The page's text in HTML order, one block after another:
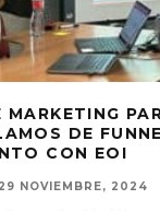
MARKETING
DE
CON EOI
29 NOVIEMBRE, 2024